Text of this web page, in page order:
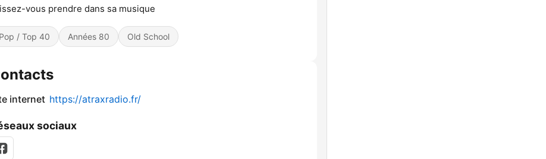
vous prendre dans sa musique
Pop / Top 40 Années 80 Old School
internet https://atraxradio.fr/
sociaux